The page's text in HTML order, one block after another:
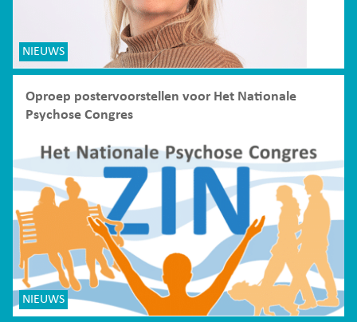
NIEUWS
Oproep postervoorstellen voor Het Nationale
Psychose Congres
NIEUWS